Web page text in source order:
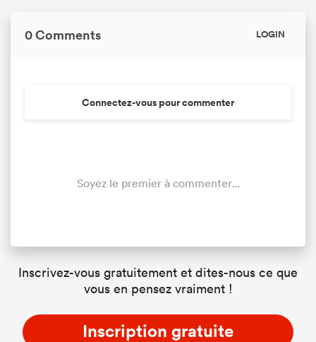
0 Comments LOGIN
Connectez-vous pour commenter
Soyez le premier à commenter...
Inscrivez-vous gratuitement et dites-nous ce que
vous en pensez vraiment !
Inscription gratuite